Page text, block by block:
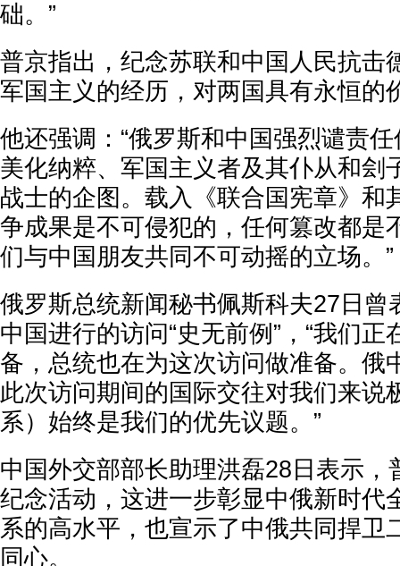
础。”
普京指出，纪念苏联和中国人民抗击
军国主义的经历，对两国具有永恒的
他还强调：“俄罗斯和中国强烈谴责
美化纳粹、军国主义者及其仆从和刽
战士的企图。载入《联合国宪章》和
争成果是不可侵犯的，任何篡改都是
们与中国朋友共同不可动摇的立场。”
俄罗斯总统新闻秘书佩斯科夫27日曾
中国进行的访问“史无前例”，“我们
备，总统也在为这次访问做准备。俄
此次访问期间的国际交往对我们来说
系）始终是我们的优先议题。”
中国外交部部长助理洪磊28日表示，
纪念活动，这进一步彰显中俄新时代
系的高水平，也宣示了中俄共同捍卫
同心。